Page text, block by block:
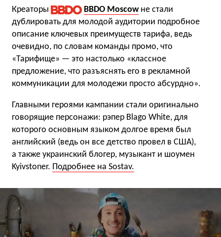
Креаторы BBDO Moscow не стали
дублировать для молодой аудитории подробное
описание ключевых преимуществ тарифа, ведь
очевидно, по словам команды промо, что
«Тарифище» — это настолько «классное
предложение, что разъяснять его в рекламной
коммуникации для молодежи просто абсурдно».
Главными героями кампании стали оригинально
говорящие персонажи: рэпер Blago White, для
которого основным языком долгое время был
английский (ведь он все детство провел в США),
а также украинский блогер, музыкант и шоумен
Kyivstoner. Подробнее на Sostav.